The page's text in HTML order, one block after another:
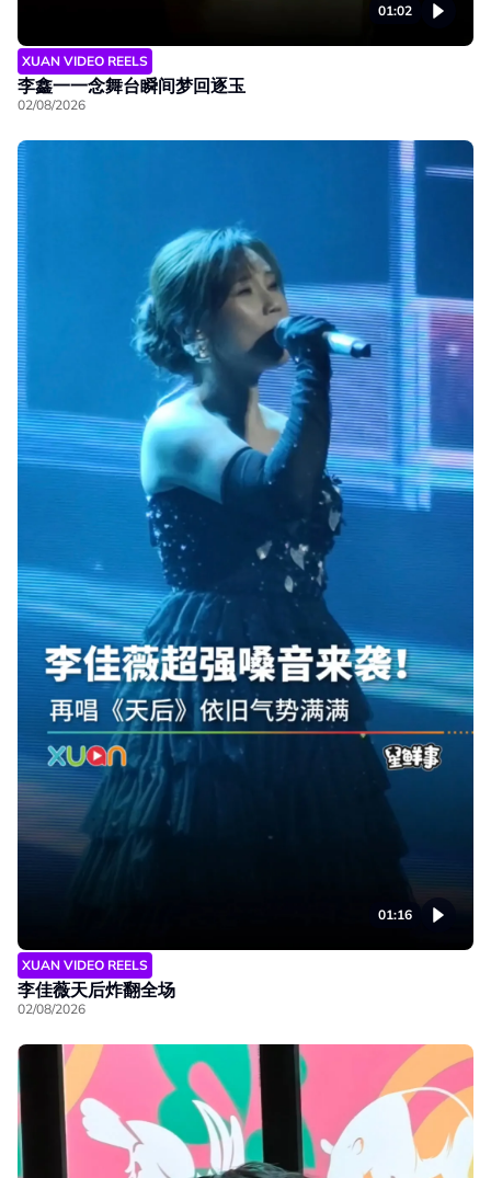
01:02
XUAN VIDEO REELS
李鑫一一念舞台瞬间梦回逐玉
02/08/2026
01:16
XUAN VIDEO REELS
李佳薇天后炸翻全场
02/08/2026